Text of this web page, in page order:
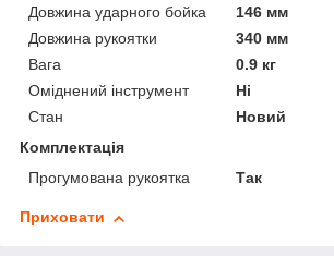
Довжина ударного бойка
146 мм
Довжина рукоятки
340 мм
Вага
0.9 кг
Оміднений інструмент
Ні
Стан
Новий
Комплектація
Прогумована рукоятка
Так
Приховати